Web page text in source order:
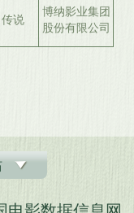
传说
博纳影业集团
股份有限公司